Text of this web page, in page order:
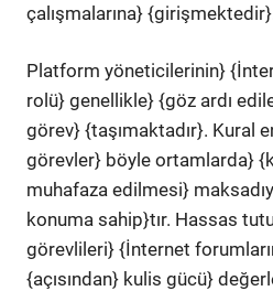
çalışmalarına}
Platform yöneticilerinin}
rolü} genellikle} {göz ardı
görev} {taşımaktadır}. Kural
görevler} böyle ortamlarda}
muhafaza edilmesi}
konuma sahip}tır. Hassas
görevlileri} {İnternet
{açısından} kulis gücü}